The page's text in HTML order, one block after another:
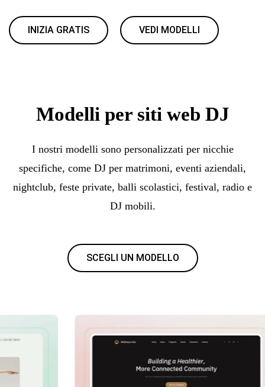
INIZIA GRATIS VEDI MODELLI
Modelli per siti web DJ
I nostri modelli sono personalizzati per nicchie
specifiche, come DJ per matrimoni, eventi aziendali,
nightclub, feste private, balli scolastici, festival, radio e
DJ mobili.
SCEGLI UN MODELLO